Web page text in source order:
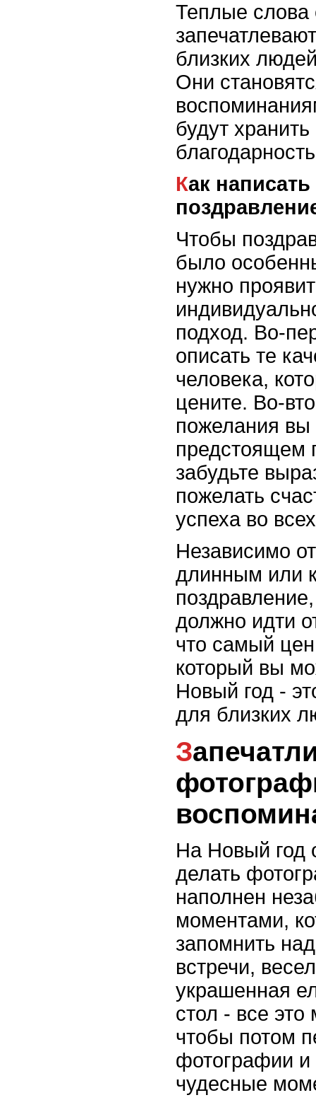
Теплые слова
близких
Они
будут
Как написать теплое
Чтобы
было
нужно
подход. Во-
описать те
человека,
цените. Во-
пожелания вы
предстоящем
забудьте
пожелать
успеха во
Независимо
длинным или
должно идти
что самый
который вы
Новый год -
для близких
Запечатлите моменты:
На Новый год
делать
наполнен
моментами,
запомнить
встречи,
украшенная
стол - все это
чтобы потом
фотографии и
чудесные